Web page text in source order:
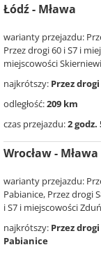
Łódź - Mława
warianty przejazdu:
Przez drogi 60 i S7 i
miejscowości
najkrótszy: Przez
odległość:209 km
czas przejazdu:2 godz.
Wrocław - Mława
warianty przejazdu:
Pabianice, Przez drogi
i S7 i miejscowości
najkrótszy: Przez
Pabianice